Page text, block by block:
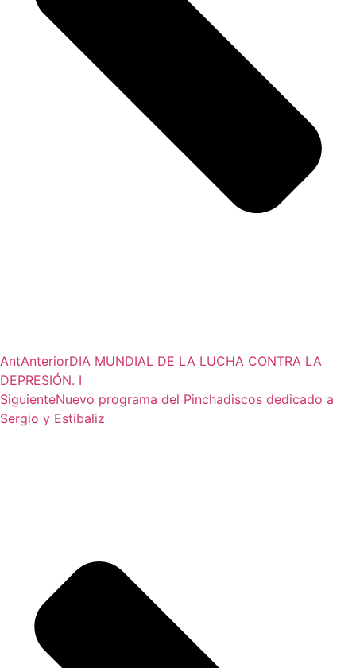
AntAnteriorDIA MUNDIAL DE LA LUCHA CONTRA LA
DEPRESIÓN. I
SiguienteNuevo programa del Pinchadiscos dedicado a
Sergio y Estibaliz